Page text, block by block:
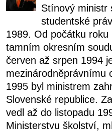
Stínový ministr
studentské
1989. Od počátku
tamním okresním
červen až srpen 1994
mezinárodněprávnímu
1995 byl ministrem
Slovenské republice.
vedl až do listopadu
Ministerstvu školství,